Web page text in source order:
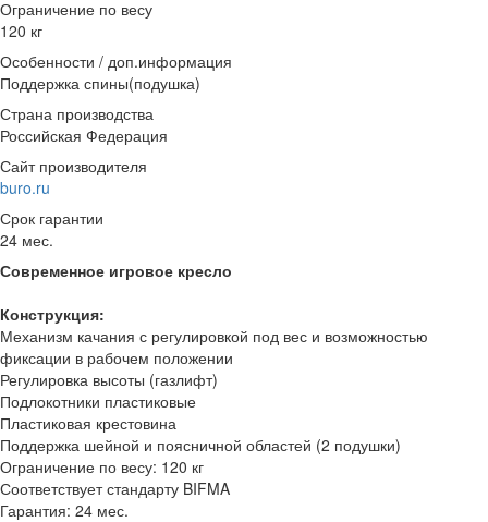
Ограничение по весу
120 кг
Особенности / доп.информация
Поддержка спины(подушка)
Страна производства
Российская Федерация
Сайт производителя
buro.ru
Срок гарантии
24 мес.
Современное игровое кресло
Конструкция:
Механизм качания с регулировкой под вес и возможностью
фиксации в рабочем положении
Регулировка высоты (газлифт)
Подлокотники пластиковые
Пластиковая крестовина
Поддержка шейной и поясничной областей (2 подушки)
Ограничение по весу: 120 кг
Соответствует стандарту BIFMA
Гарантия: 24 мес.